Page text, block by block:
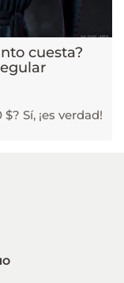
cuesta?
Sí, ¡es verdad!